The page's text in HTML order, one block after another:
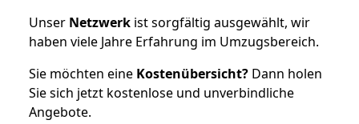
Unser Netzwerk ist sorgfältig ausgewählt, wir
haben viele Jahre Erfahrung im Umzugsbereich.
Sie möchten eine Kostenübersicht? Dann holen
Sie sich jetzt kostenlose und unverbindliche
Angebote.